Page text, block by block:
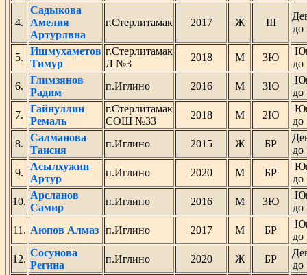
4.
Садыкова
Амелия
Артурлвна
г.Стерлитамак 2017 Ж III
до
5.
Ишмухаметов
Тимур
г.Стерлитамак
Л №3
2018 М 3Ю
до
6.
Глимзянов
Радим
п.Иглино 2016 М 3Ю
до
7.
Гайнуллин
Ремаль
г.Стерлитамак
СОШ №33
2018 М 2Ю
до
8.
Салманова
Таисия
п.Иглино 2015 Ж БР
до
9.
Асылхужин
Артур
п.Иглино 2020 М БР
до
10.
Арсланов
Самир
п.Иглино 2016 М 3Ю
до
11. Аюпов Алмаз п.Иглино 2017 М БР
до
12.
Сосунова
Регина
п.Иглино 2020 Ж БР
до